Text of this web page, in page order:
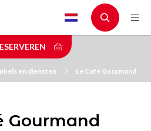
en diensten Le Café Gourmand
Gourmand